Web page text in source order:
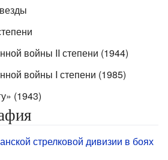
войны II степени (1944)
войны I степени (1985)
(1943)
стрелковой дивизии в боях